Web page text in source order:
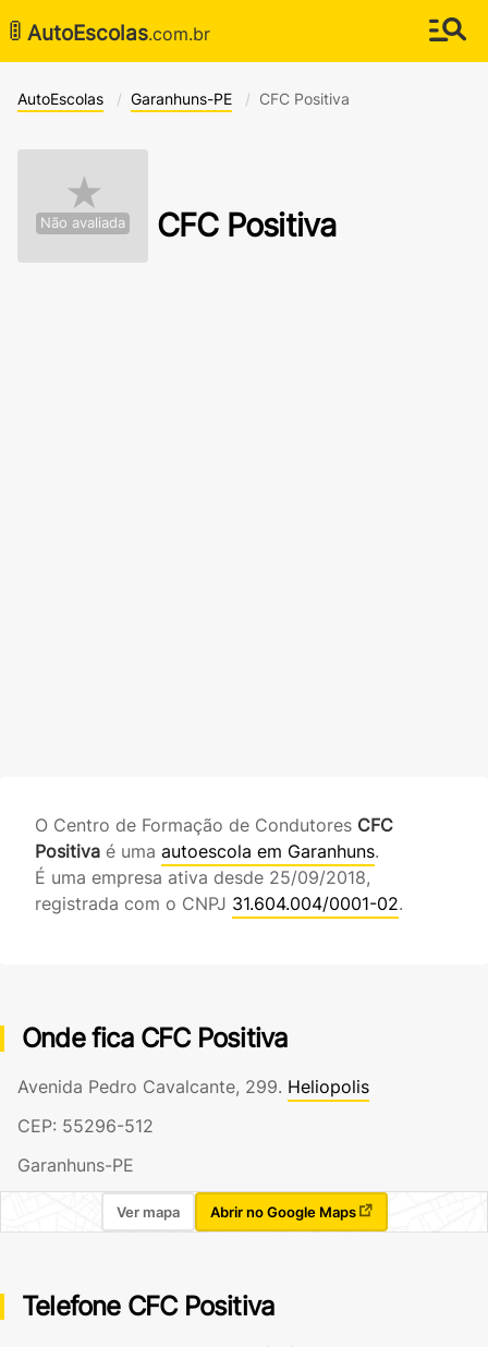
🚦 AutoEscolas.com.br
AutoEscolas Garanhuns-PE CFC Positiva
★
Não avaliada CFC Positiva
O Centro de Formação de Condutores CFC
Positiva é uma autoescola em Garanhuns.
É uma empresa ativa desde 25/09/2018,
registrada com o CNPJ 31.604.004/0001-02.
Onde fica CFC Positiva
Avenida Pedro Cavalcante, 299. Heliopolis
CEP: 55296-512
Garanhuns-PE
Ver mapa Abrir no Google Maps
Telefone CFC Positiva